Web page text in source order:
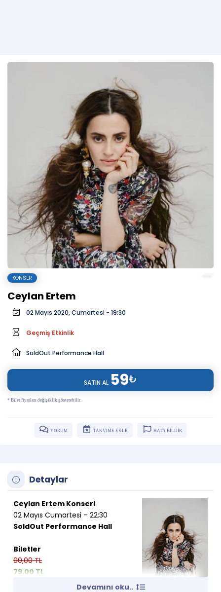
KONSER
Ceylan Ertem
02 Mayıs 2020, Cumartesi - 19:30
Geçmiş Etkinlik
SoldOut Performance Hall
SATIN AL 59₺
* Bilet fiyatları değişiklik gösterebilir.
YORUM TAKVİME EKLE HATA BİLDİR
Detaylar
Ceylan Ertem Konseri
02 Mayıs Cumartesi – 22:30
SoldOut Performance Hall
Biletler
90,00 TL
79.00 TL
Devamını oku..